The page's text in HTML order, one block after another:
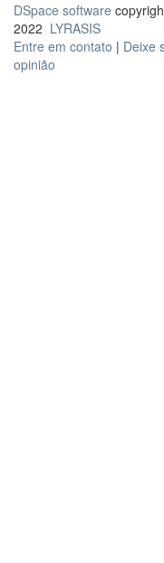
DSpace software
2022 LYRASIS
Entre em contato | Deixe
opinião